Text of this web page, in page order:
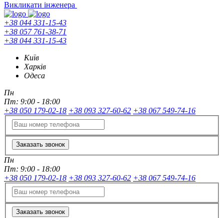
Викликати інженера
+38 044 331-15-43
+38 057 761-38-71
+38 044 331-15-43
Київ
Харків
Одеса
Пн
Пт: 9:00 - 18:00
+38 050 179-02-18 +38 093 327-60-62 +38 067 549-74-16
Заказать звонок
Пн
Пт: 9:00 - 18:00
+38 050 179-02-18 +38 093 327-60-62 +38 067 549-74-16
Заказать звонок